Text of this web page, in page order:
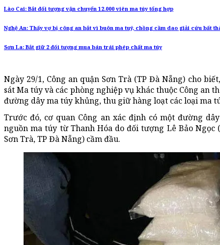
Lào Cai: Bắt đối tượng vận chuyển 12.000 viên ma túy tổng hợp
Nghệ An: Thấy vợ bị công an bắt vì buôn ma tuý, chồng cầm dao giải cứu bất
Sơn La: Bắt giữ 2 đối tượng mua bán trái phép chất ma túy
Ngày 29/1, Công an quận Sơn Trà (TP Đà Nẵng) cho
sát Ma túy và các phòng nghiệp vụ khác thuộc Công an
đường dây ma túy khủng, thu giữ hàng loạt các loại ma
Trước đó, cơ quan Công an xác định có một đường
nguồn ma túy từ Thanh Hóa do đối tượng Lê Bảo
Sơn Trà, TP Đà Nẵng) cầm đầu.